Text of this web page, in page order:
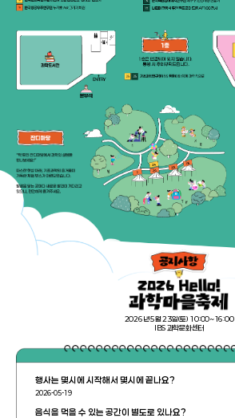
2026년 5월 23일(토) 10:00~16:00
IBS 과학문화센터
행사는 몇시에 시작해서 몇시에 끝나요?
2026-05-19
음식을 먹을 수 있는 공간이 별도로 있나요?